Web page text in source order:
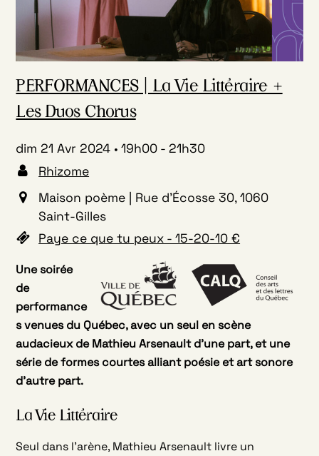
PERFORMANCES | La Vie Littéraire +
Les Duos Chorus
dim 21 Avr 2024 19h00 - 21h30
Rhizome
Maison poème | Rue d'Écosse 30, 1060
Saint-Gilles
Paye ce que tu peux - 15-20-10 €
Une soirée
de
performance
s venues du Québec, avec un seul en scène
audacieux de Mathieu Arsenault d’une part, et une
série de formes courtes alliant poésie et art sonore
d’autre part.
La Vie Littéraire
Seul dans l’arène, Mathieu Arsenault livre un